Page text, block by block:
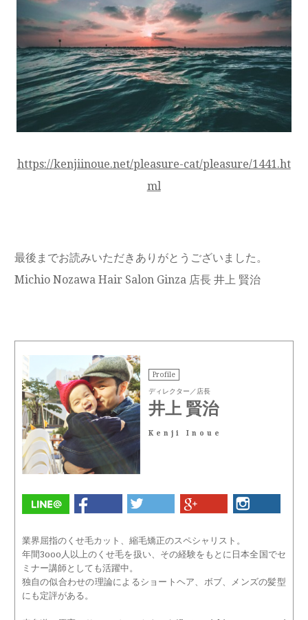
https://kenjiinoue.net/pleasure-cat/pleasure/1441.ht
ml
最後までお読みいただきありがとうございました。
Michio Nozawa Hair Salon Ginza 店長 井上 賢治
Profile
ディレクター／店長
井上 賢治
Kenji Inoue
業界屈指のくせ毛カット、縮毛矯正のスペシャリスト。
年間3ooo人以上のくせ毛を扱い、その経験をもとに日本全国でセ
ミナー講師としても活躍中。
独自の似合わせの理論によるショートヘア、ボブ、メンズの髪型
にも定評がある。